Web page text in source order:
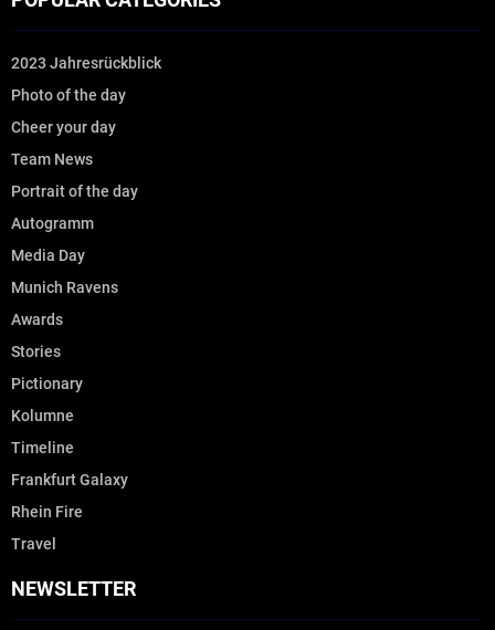
2023 Jahresrückblick
Photo of the day
Cheer your day
Team News
Portrait of the day
Autogramm
Media Day
Munich Ravens
Awards
Stories
Pictionary
Kolumne
Timeline
Frankfurt Galaxy
Rhein Fire
Travel
NEWSLETTER